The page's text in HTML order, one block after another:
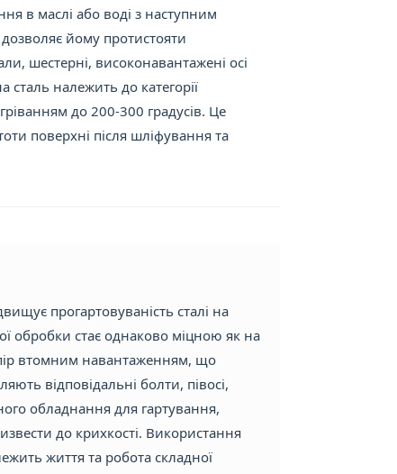
в маслі або воді з наступним
йому протистояти
шестерні, високонавантажені осі
належить до категорії
до 200-300 градусів. Це
поверхні після шліфування та
прогартовуваність сталі на
обробки стає однаково міцною як на
втомним навантаженням, що
відповідальні болти, півосі,
обладнання для гартування,
до крихкості. Використання
життя та робота складної